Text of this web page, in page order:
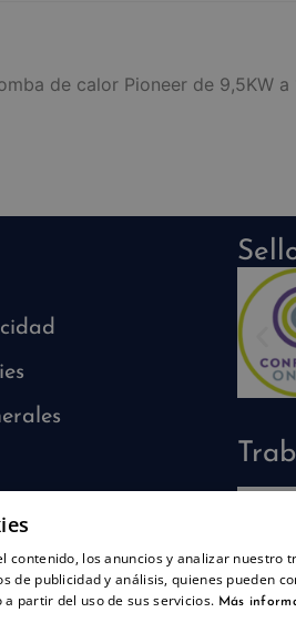
de calor Pioneer de 9,5KW a
con nosotros?
contenido, los anuncios y analizar
de publicidad y análisis, quienes pueden
partir del uso de sus servicios. Más